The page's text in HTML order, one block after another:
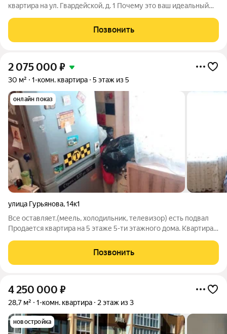
квартира на ул. Гвардейской, д. 1 Почему это ваш идеальный
удобно и безопасно. Пространство: просторная комната почти
17 м2 и кухня почти 7
Позвонить
2 075 000 ₽
30 м² 1-комн. квартира 5 этаж из 5
онлайн показ
улица Гурьянова,14к1
Все оставляет.(меель, холодильник, телевизор) есть подвал
Продается квартира на 5 этаже 5-ти этажного дома. Квартира
Электрика, сантехника в исправном состоянии, напор воды
хороший. Горячая
Позвонить
4 250 000 ₽
28,7 м² 1-комн. квартира 2 этаж из 3
новостройка